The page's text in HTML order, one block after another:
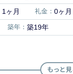
1ヶ月 礼金： 0ヶ月
築年： 築19年